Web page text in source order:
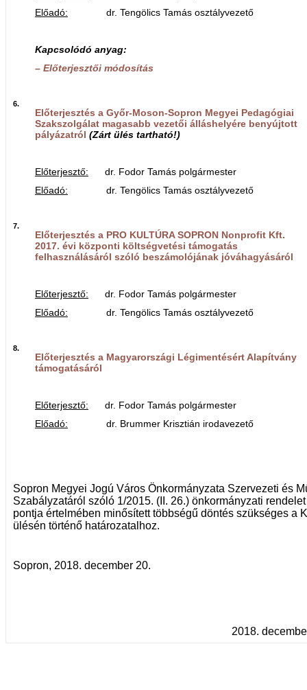
Előadó: dr. Tengölics Tamás osztályvezető
Kapcsolódó anyag:
– Előterjesztői módosítás
6.
Előterjesztés a Győr-Moson-Sopron Megyei Pedagógiai
Szakszolgálat magasabb vezetői álláshelyére benyújtott
pályázatról (Zárt ülés tartható!)
Előterjesztő: dr. Fodor Tamás polgármester
Előadó: dr. Tengölics Tamás osztályvezető
7.
Előterjesztés a PRO KULTÚRA SOPRON Nonprofit Kft.
2017. évi központi költségvetési támogatás
felhasználásáról szóló beszámolójának jóváhagyásáról
Előterjesztő: dr. Fodor Tamás polgármester
Előadó: dr. Tengölics Tamás osztályvezető
8.
Előterjesztés a Magyarországi Légimentésért Alapítvány
támogatásáról
Előterjesztő: dr. Fodor Tamás polgármester
Előadó: dr. Brummer Krisztián irodavezető
Sopron Megyei Jogú Város Önkormányzata Szervezeti és
Szabályzatáról szóló 1/2015. (II. 26.) önkormányzati
pontja értelmében minősített többségű döntés szükséges a
ülésén történő határozatalhoz.
Sopron, 2018. december 20.
2018.